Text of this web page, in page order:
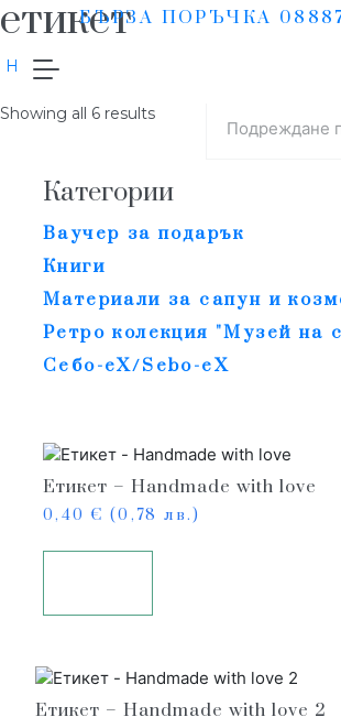
БЪРЗА ПОРЪЧКА
етикет
Начало
Showing all 6 results
Категории
Ваучер за подарък
Книги
Материали за сапун и
Ретро колекция "Музей на
Себо-еХ/Sebo-eX
Етикет – Handmade with love
0,40€ (0,78 лв.)
Етикет – Handmade with love 2